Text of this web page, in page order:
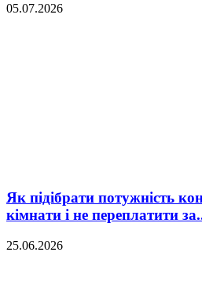
05.07.2026
Як підібрати потужність
кімнати і не переплатити
25.06.2026